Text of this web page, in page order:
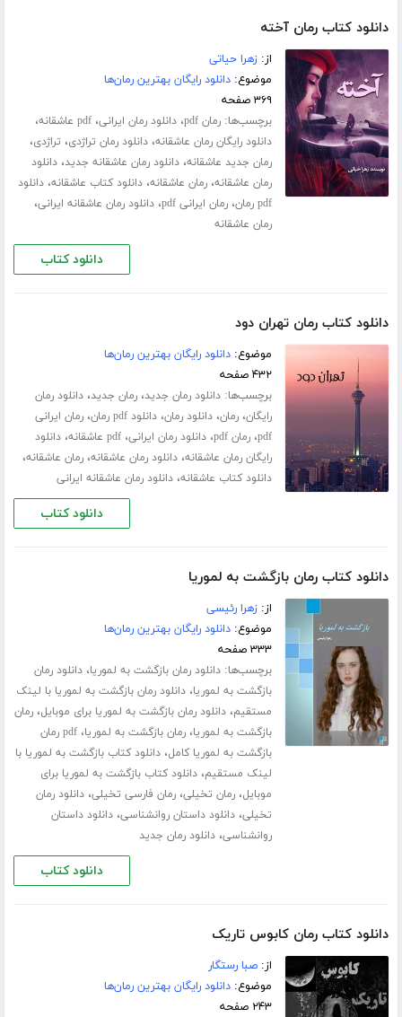
دانلود کتاب رمان آخته
از:زهرا حیاتی
موضوع:دانلود رایگان بهترین رمان‌ها
۳۶۹ صفحه
برچسب‌ها:رمان pdf ،دانلود رمان ایرانی،pdf عاشقانه ،
دانلود رایگان رمان عاشقانه،دانلود رمان تراژدی، تراژدی،
رمان جدید عاشقانه،دانلود رمان عاشقانه جدید،دانلود
رمان عاشقانه،رمان عاشقانه،دانلود کتاب عاشقانه،دانلود
pdf رمان
،رمان ایرانی pdf ،دانلود رمان عاشقانه ایرانی،
رمان عاشقانه
دانلود کتاب
دانلود کتاب رمان تهران دود
موضوع:دانلود رایگان بهترین رمان‌ها
۴۳۲ صفحه
برچسب‌ها:دانلود رمان جدید،رمان جدید،دانلود رمان
رایگان،رمان،دانلود رمان،دانلود pdf رمان ،رمان ایرانی
pdf،رمان pdf ،دانلود رمان ایرانی،pdf عاشقانه ،دانلود
رایگان رمان عاشقانه،دانلود رمان عاشقانه،رمان عاشقانه،
دانلود کتاب عاشقانه،دانلود رمان عاشقانه ایرانی
دانلود کتاب
دانلود کتاب رمان بازگشت به لموریا
از:زهرا رئیسی
موضوع:دانلود رایگان بهترین رمان‌ها
۳۳۳ صفحه
برچسب‌ها:دانلود رمان بازگشت به لموریا،دانلود رمان
بازگشت به لموریا،دانلود رمان بازگشت به لموریا با لینک
مستقیم،دانلود رمان بازگشت به لموریا برای موبایل،رمان
بازگشت به لموریا،رمان بازگشت به لموریا،
pdf رمان
بازگشت به لموریا کامل،دانلود کتاب بازگشت به لموریا با
لینک مستقیم،دانلود کتاب بازگشت به لموریا برای
موبایل،رمان تخیلی،رمان فارسی تخیلی،دانلود رمان
تخیلی،دانلود داستان روانشناسی،دانلود داستان
روانشناسی،دانلود رمان جدید
دانلود کتاب
دانلود کتاب رمان کابوس تاریک
از:صبا رستگار
موضوع:دانلود رایگان بهترین رمان‌ها
۲۴۳ صفحه